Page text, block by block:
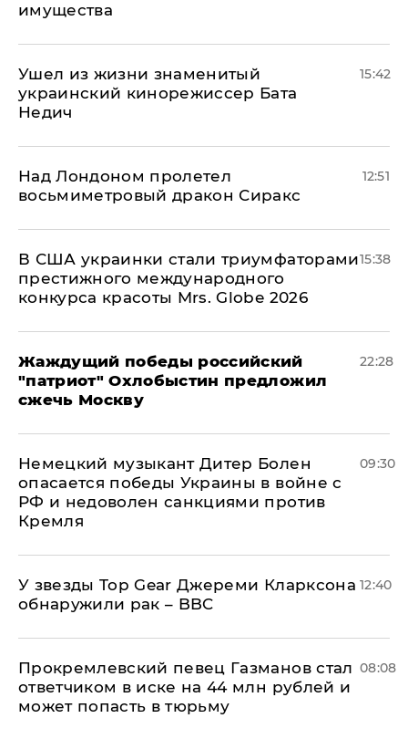
имущества
Ушел из жизни знаменитый
украинский кинорежиссер Бата
Недич
15:42
Над Лондоном пролетел
восьмиметровый дракон Сиракс
12:51
В США украинки стали триумфаторами
престижного международного
конкурса красоты Mrs. Globe 2026
15:38
Жаждущий победы российский
"патриот" Охлобыстин предложил
сжечь Москву
22:28
Немецкий музыкант Дитер Болен
опасается победы Украины в войне с
РФ и недоволен санкциями против
Кремля
09:30
У звезды Top Gear Джереми Кларксона
обнаружили рак – BBC
12:40
Прокремлевский певец Газманов стал
ответчиком в иске на 44 млн рублей и
может попасть в тюрьму
08:08